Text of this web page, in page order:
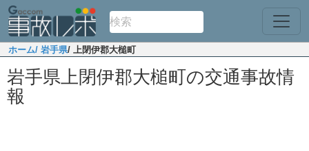
ホーム/ 岩手県/ 上閉伊郡大槌町
岩手県上閉伊郡大槌町の交通事故情
報